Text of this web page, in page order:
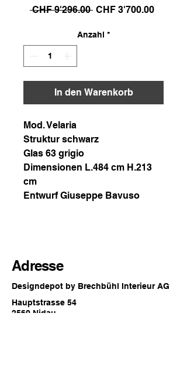
CHF 9'296.00 Standardpreis
CHF 3'700.00Sale-
Anzahl *
In den Warenkorb
Mod. Velaria
Struktur schwarz
Glas 63 grigio
Dimensionen L.484 cm H.213
cm
Entwurf Giuseppe Bavuso
Adresse
Designdepot by Brechbühl Interieur AG
Hauptstrasse 54
2560 Nidau